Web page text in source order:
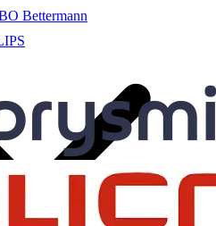
Bettermann